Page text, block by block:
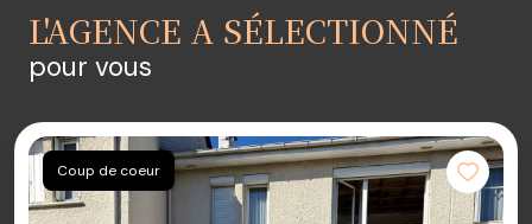
L'AGENCE A SÉLECTIONNÉ
pour vous
Coup de coeur